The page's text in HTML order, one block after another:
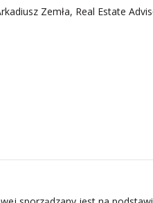
Zemła, Real Estate